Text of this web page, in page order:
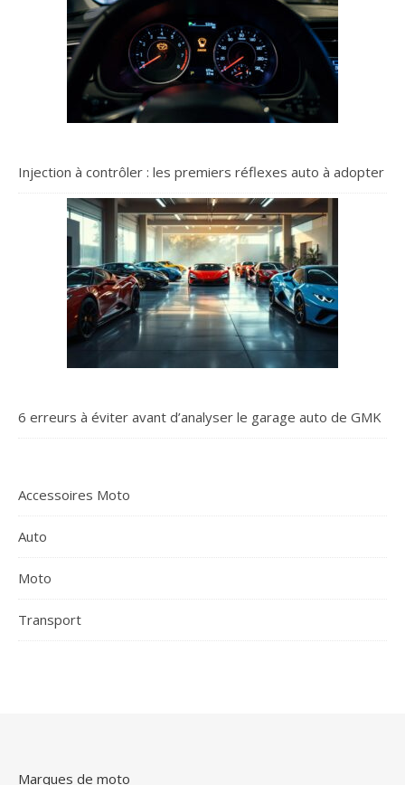
Injection à contrôler : les premiers réflexes auto à adopter
6 erreurs à éviter avant d’analyser le garage auto de GMK
Accessoires Moto
Auto
Moto
Transport
Marques de moto